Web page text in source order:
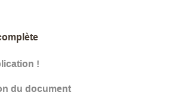
!
du document